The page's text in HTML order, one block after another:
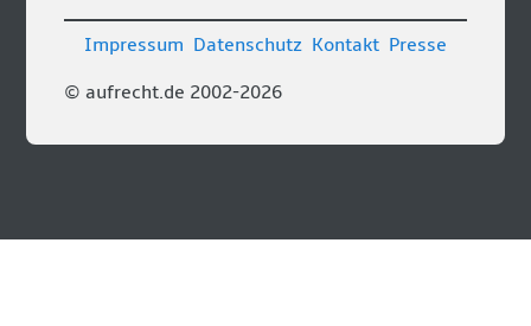
© aufrecht.de 2002-2026
Impressum Datenschutz Kontakt Presse